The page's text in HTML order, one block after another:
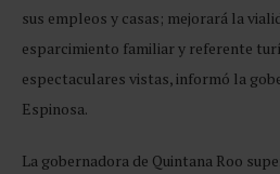
sus empleos y casas; mejorará la
esparcimiento familiar y referente
espectaculares vistas, informó la
Espinosa.
La gobernadora de Quintana Roo